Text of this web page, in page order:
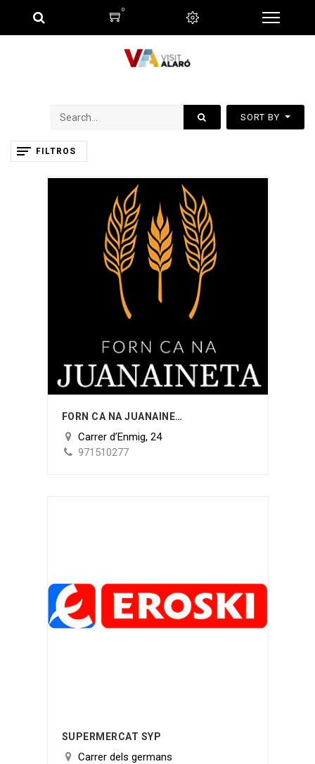
0
SORT BY
FILTROS
FORN CA NA JUANAINETA
Carrer d’Enmig, 24
971510277
SUPERMERCAT SYP
Carrer dels germans